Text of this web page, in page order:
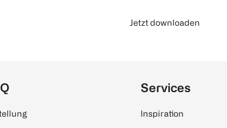
Jetzt downloaden
Services
Inspiration